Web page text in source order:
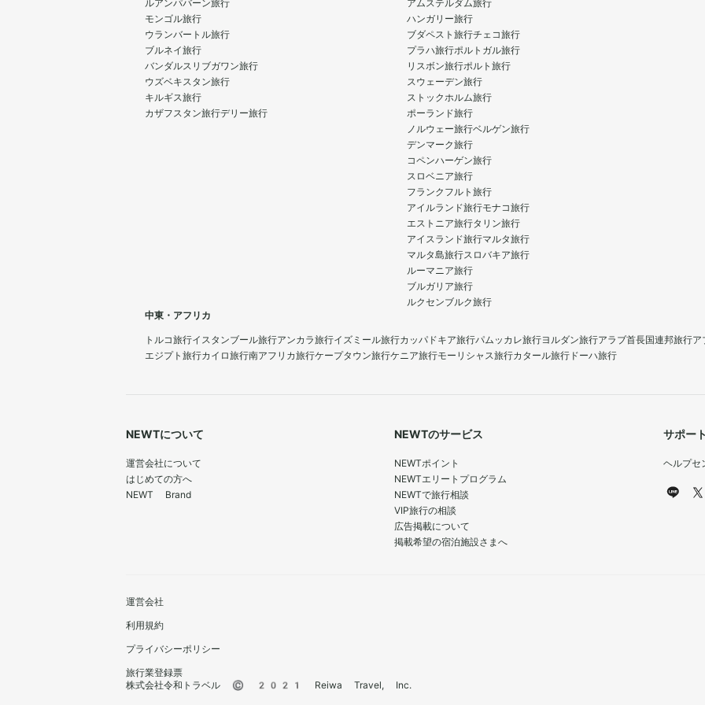
ルアンパバーン旅行
モンゴル旅行
ウランバートル旅行
ブルネイ旅行
バンダルスリブガワン旅行
ウズベキスタン旅行
キルギス旅行
カザフスタン旅行デリー旅行
アムステルダム旅行
ハンガリー旅行
ブダペスト旅行チェコ旅行
プラハ旅行ポルトガル旅行
リスボン旅行ポルト旅行
スウェーデン旅行
ストックホルム旅行
ポーランド旅行
ノルウェー旅行ベルゲン旅行
デンマーク旅行
コペンハーゲン旅行
スロベニア旅行
フランクフルト旅行
アイルランド旅行モナコ旅行
エストニア旅行タリン旅行
アイスランド旅行マルタ旅行
マルタ島旅行スロバキア旅行
ルーマニア旅行
ブルガリア旅行
ルクセンブルク旅行
中東・アフリカ
トルコ旅行イスタンブール旅行アンカラ旅行イズミール旅行カッパドキア旅行パムッカレ旅行ヨルダン旅行アラブ首長国連邦旅行ア
エジプト旅行カイロ旅行南アフリカ旅行ケープタウン旅行ケニア旅行モーリシャス旅行カタール旅行 ドーハ旅行
NEWTについて
運営会社について
はじめての方へ
NEWT Brand
NEWTのサービス
NEWTポイント
NEWTエリートプログラム
NEWTで旅行相談
VIP旅行の相談
広告掲載について
掲載希望の宿泊施設さまへ
サポー
ヘルプセ
運営会社
利用規約
プライバシーポリシー
旅行業登録票
株式会社令和トラベル © 2021 Reiwa Travel, Inc.